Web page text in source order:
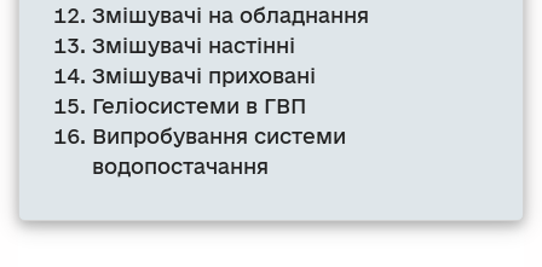
Змішувачі на обладнання
Змішувачі настінні
Змішувачі приховані
Геліосистеми в ГВП
Випробування системи
водопостачання